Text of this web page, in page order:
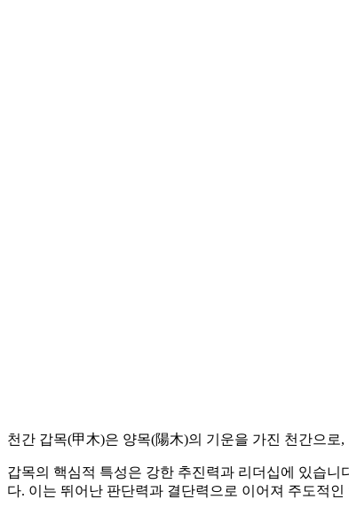
천간 갑목(甲木)은 양목(陽木)의 기운을 가진 천간으
갑목의 핵심적 특성은 강한 추진력과 리더십에 있습
다. 이는 뛰어난 판단력과 결단력으로 이어져 주도적